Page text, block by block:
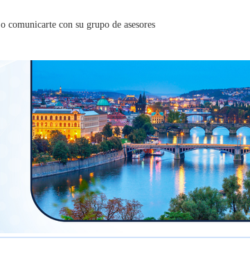
o comunicarte con su grupo de asesores